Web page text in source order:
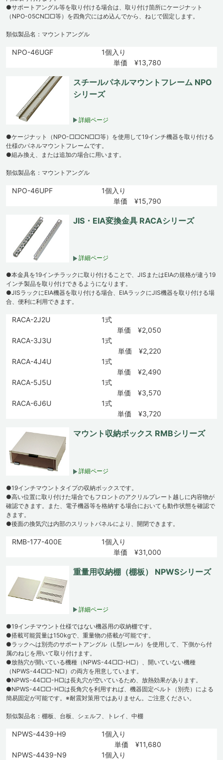
●サポートアングル等を取り付ける場合は、取り付け箇所にケージナット
（NPO-05CN□□等）を四角穴にはめ込んでから、ねじで固定します。
類似製品名：マウントアングル
NPO-46UGF
1個入り
単価 ¥13,780
スチールパネルマウントフレーム NPO
シリーズ
詳細ページ
●ケージナット（NPO-□□CN□□等）を使用して19インチ機器を取り付ける
仕様のパネルマウントフレームです。
●組み換え、または追加の場合に用います。
類似製品名：マウントアングル
NPO-46UPF
1個入り
単価 ¥15,790
JIS・EIA変換金具 RACAシリーズ
詳細ページ
●本金具を19インチラックに取り付けることで、JISまたはEIAの規格が違う19
インチ製品を取り付けできるようになります。
●JISラックにEIA機器を取り付ける場合、EIAラックにJIS機器を取り付ける場
合、便利に利用できます。
RACA-2J2U
1式
単価 ¥2,050
RACA-3J3U
1式
単価 ¥2,220
RACA-4J4U
1式
単価 ¥2,490
RACA-5J5U
1式
単価 ¥3,570
RACA-6J6U
1式
単価 ¥3,720
マウント収納ボックス RMBシリーズ
詳細ページ
●19インチマウントタイプの収納ボックスです。
●高い位置に取り付けた場合でもフロントのアクリルプレート越しに内容物が
確認できます。また、電子機器等を格納する場合においても動作状態を確認で
きます。
●後面の換気穴は内部のスリットパネルにより、開閉できます。
RMB-177-400E
1個入り
単価 ¥31,000
重量用収納棚（棚板） NPWSシリーズ
詳細ページ
●19インチマウント仕様ではない機器用の収納棚です。
●搭載可能質量は150kgで、重量物の搭載が可能です。
●ラックへは別売のサポートアングル（L型レール）を使用して、下側から付
属のねじを用いて取り付けます。
●放熱穴が開いている機種（NPWS-44□□-H□）、開いていない機種
（NPWS-44□□-N□）の両方を用意しています。
●NPWS-44□□-H□は長丸穴が空いているため、放熱効果があります。
●NPWS-44□□-H□は長角穴を利用すれば、機器固定ベルト（別売）による
簡易固定が可能です。※耐震対策用ではありません。ご注意ください。
類似製品名：棚板、台板、シェルフ、トレイ、中棚
NPWS-4439-H9
1個入り
単価 ¥11,680
NPWS-4439-N9
1個入り